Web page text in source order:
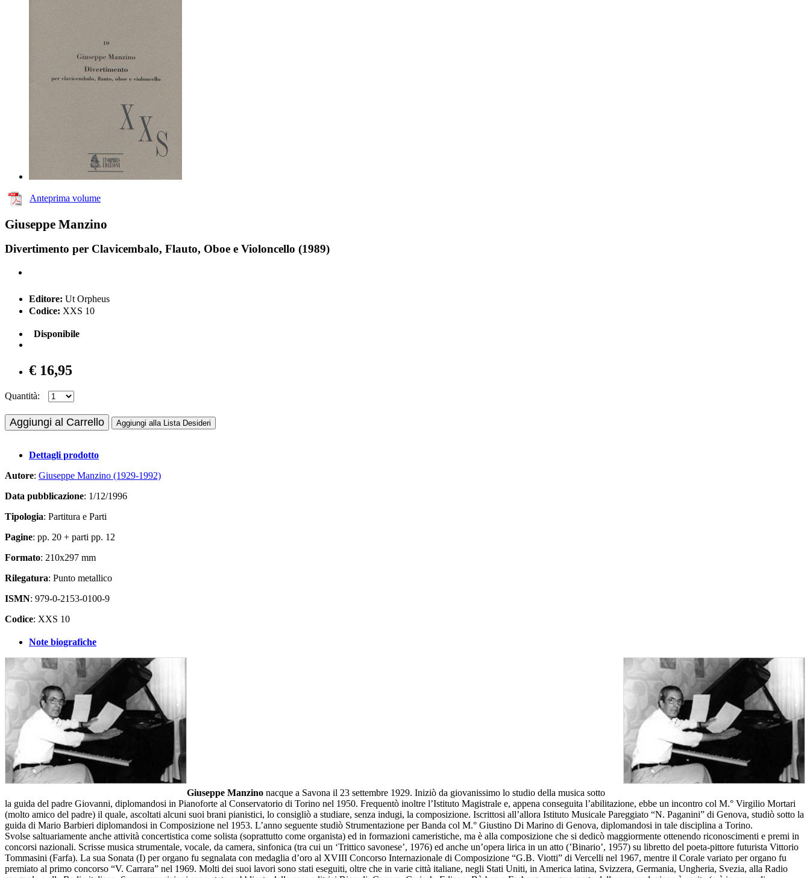
Anteprima volume
Giuseppe Manzino
Divertimento per Clavicembalo, Flauto, Oboe e Violoncello (1989)
Editore: Ut Orpheus
Codice: XXS 10
Disponibile
€ 16,95
Quantità:
Aggiungi al Carrello Aggiungi alla Lista Desideri
Dettagli prodotto
Autore: Giuseppe Manzino (1929-1992)
Data pubblicazione: 1/12/1996
Tipologia: Partitura e Parti
Pagine: pp. 20 + parti pp. 12
Formato: 210x297 mm
Rilegatura: Punto metallico
ISMN: 979-0-2153-0100-9
Codice: XXS 10
Note biografiche
Giuseppe Manzino nacque a Savona il 23 settembre 1929. Iniziò da giovanissimo lo studio della musica sotto
la guida del padre Giovanni, diplomandosi in Pianoforte al Conservatorio di Torino nel 1950. Frequentò inoltre l’Istituto Magistrale e, appena conseguita l’abilitazione, ebbe un incontro col M.° Virgilio Mortari
(molto amico del padre) il quale, ascoltati alcuni suoi brani pianistici, lo consigliò a studiare, senza indugi, la composizione. Iscrittosi all’allora Istituto Musicale Pareggiato “N. Paganini” di Genova, studiò sotto la
guida di Mario Barbieri diplomandosi in Composizione nel 1953. L’anno seguente studiò Strumentazione per Banda col M.° Giustino Di Marino di Genova, diplomandosi in tale disciplina a Torino.
Svolse saltuariamente anche attività concertistica come solista (soprattutto come organista) ed in formazioni cameristiche, ma è alla composizione che si dedicò maggiormente ottenendo riconoscimenti e premi in
concorsi nazionali. Scrisse musica strumentale, vocale, da camera, sinfonica (tra cui un ‘Trittico savonese’, 1976) ed anche un’opera lirica in un atto (’Binario’, 1957) su libretto del poeta-pittore futurista Vittorio
Tommasini (Farfa). La sua Sonata (I) per organo fu segnalata con medaglia d’oro al XVIII Concorso Internazionale di Composizione “G.B. Viotti” di Vercelli nel 1967, mentre il Corale variato per organo fu
premiato al primo concorso “V. Carrara” nel 1969. Molti dei suoi lavori sono stati eseguiti, oltre che in varie città italiane, negli Stati Uniti, in America latina, Svizzera, Germania, Ungheria, Svezia, alla Radio